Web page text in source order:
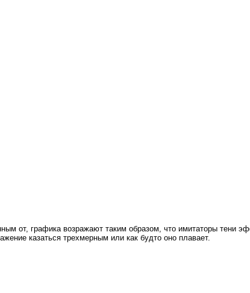
от, графика возражают таким образом, что имитаторы тени
казаться трехмерным или как будто оно плавает.